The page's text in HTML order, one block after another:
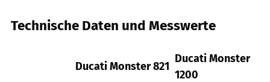
Technische Daten und Messwerte
Ducati Monster 821
Ducati Monster
1200